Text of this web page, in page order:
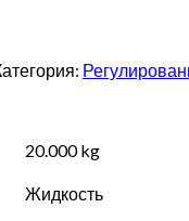
20.000 kg
Жидкость